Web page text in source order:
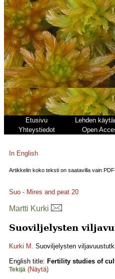
Etusivu Lehden
Yhteystiedot
Open
In English
Artikkelin koko teksti on saatavilla vain
Suo - Mires and peat 20
Martti Kurki
Suoviljelysten
Kurki M. Suoviljelysten
English title: Fertility studies of
Tekijä (Näytä)